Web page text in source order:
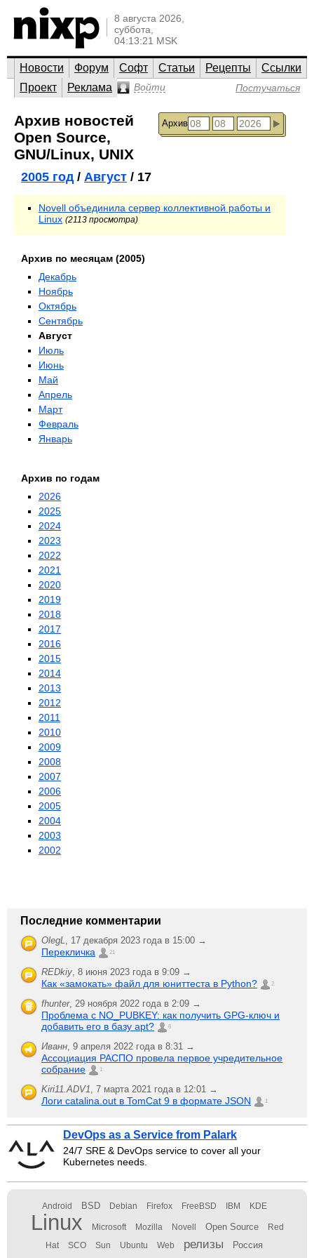
8 августа 2026,
суббота,
04:13:21 MSK
Новости Форум Софт Статьи Рецепты
Ссылки
Проект
Реклама Войти Постучаться
Архив
Архив новостей
Open Source,
GNU/Linux, UNIX
2005 год/ Август / 17
Novell объединила сервер коллективной работы и
Linux (2113 просмотра)
Архив по месяцам (2005)
Декабрь
Ноябрь
Октябрь
Сентябрь
Август
Июль
Июнь
Май
Апрель
Март
Февраль
Январь
Архив по годам
2026
2025
2024
2023
2022
2021
2020
2019
2018
2017
2016
2015
2014
2013
2012
2011
2010
2009
2008
2007
2006
2005
2004
2003
2002
Последние комментарии
OlegL, 17 декабря 2023 года в 15:00 →
Перекличка 21
REDkiy, 8 июня 2023 года в 9:09 →
Как «замокать» файл для юниттеста в Python? 2
fhunter, 29 ноября 2022 года в 2:09 →
Проблема с NO_PUBKEY: как получить GPG-ключ и
добавить его в базу apt?
6
Иванн, 9 апреля 2022 года в 8:31 →
Ассоциация РАСПО провела первое учредительное
собрание
1
Kiri11.ADV1, 7 марта 2021 года в 12:01 →
Логи catalina.out в TomCat 9 в формате JSON 1
DevOps as a Service from Palark
24/7 SRE & DevOps service to cover all your
Kubernetes needs.
Android BSD Debian Firefox FreeBSD IBM KDE
Linux Microsoft Mozilla Novell Open Source Red
Hat SCO Sun Ubuntu Web релизы Россия